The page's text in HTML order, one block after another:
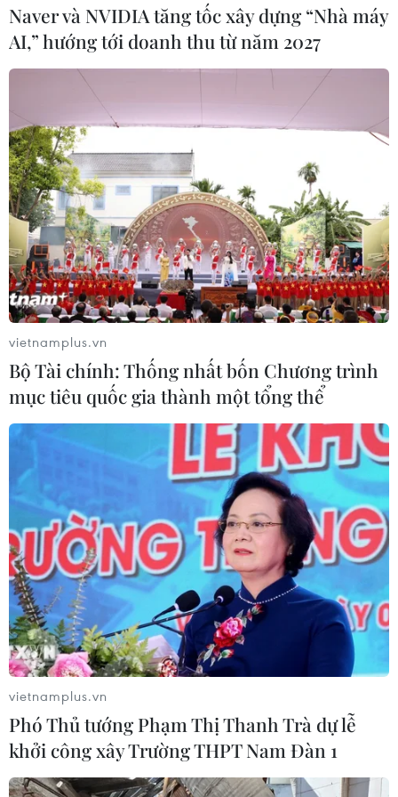
Lào Cai: Có thêm 3 người dân thôn Làng
Nủ may mắn thoát chết
13/09/2024 10:22
Đến 16 giờ 15 ngày 13/9 có thêm 3 người dân thôn Làng
Nủ, xã Phúc Khánh, huyện Bảo Yên, may mắn thoát chết
trong lũ dữ do đi làm ăn xa; như vậy, hôm nay, Lào Cai
đón 11 người nghi mất tích trở về.
Naver và NVIDIA tăng tốc xây dựng “Nhà máy
AI,” hướng tới doanh thu từ năm 2027
vietnamplus.vn
Bộ Tài chính: Thống nhất bốn Chương trình
mục tiêu quốc gia thành một tổng thể
vietnamplus.vn
Phó Thủ tướng Phạm Thị Thanh Trà dự lễ
khởi công xây Trường THPT Nam Đàn 1